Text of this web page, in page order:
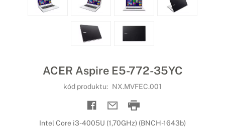
ACER Aspire E5-772-35YC
kód produktu: NX.MVFEC.001
Intel Core i3-4005U (1,70GHz) (BNCH-1643b)